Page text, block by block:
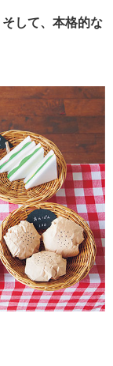
して、本格的な